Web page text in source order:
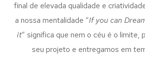
final de elevada qualidade e
a nossa mentalidade “If you can
it” significa que nem o céu é o limite,
seu projeto e entregamos em